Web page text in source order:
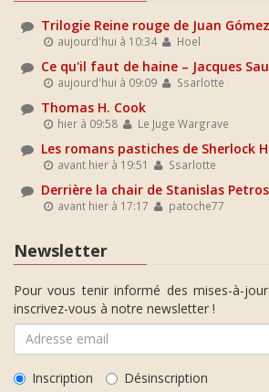
Trilogie Reine rouge de Juan
aujourd'hui à 10:34 Hoel
Ce qu'il faut de haine – Jacques
aujourd'hui à 09:09 Ssarlotte
Thomas H. Cook
hier à 09:58 Le Juge Wargrave
Les romans pastiches de Sherlock
avant hier à 19:51 Ssarlotte
Derrière la chair de Stanislas
avant hier à 17:17 patoche77
Newsletter
Pour vous tenir informé des mises-à-
inscrivez-vous à notre newsletter !
Inscription Désinscription